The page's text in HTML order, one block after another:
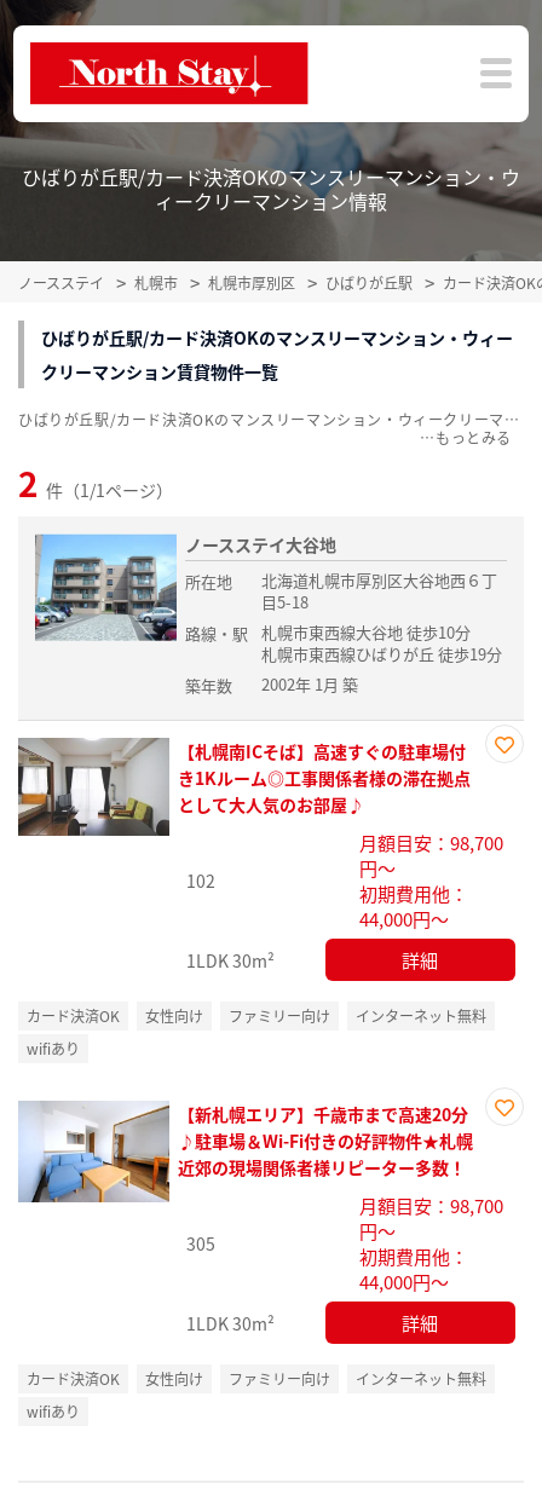
ひばりが丘駅/カード決済OKのマンスリーマンション・ウ
ィークリーマンション情報
ノースステイ 札幌市 札幌市厚別区 ひばりが丘駅 カード決済
ひばりが丘駅/カード決済OKのマンスリーマンション・ウィー
クリーマンション賃貸物件一覧
2 件（1/1ページ）
ノースステイ大谷地
所在地
北海道札幌市厚別区大谷地西６丁
目5-18
路線・駅
札幌市東西線大谷地 徒歩10分
札幌市東西線ひばりが丘 徒歩19分
築年数
2002年 1月 築
録
【札幌南ICそば】高速すぐの駐車場付
き1Kルーム◎工事関係者様の滞在拠点
として大人気のお部屋♪
102
月額目安：98,700
円～
初期費用他：
44,000円～
1LDK30m² 詳細
カード決済OK 女性向け ファミリー向け
インターネット無料
wifiあり
録
【新札幌エリア】千歳市まで高速20分
♪駐車場＆Wi-Fi付きの好評物件★札幌
近郊の現場関係者様リピーター多数！
305
月額目安：98,700
円～
初期費用他：
44,000円～
1LDK30m² 詳細
カード決済OK 女性向け ファミリー向け
インターネット無料
wifiあり
ひばりが丘駅/カード決済OKのマンスリーマンション・ウィークリーマンション賃貸物件一覧を掲載中。敷金・礼金無料、家具・家電付をご紹介。こだわり条件での絞込みも簡単！
…